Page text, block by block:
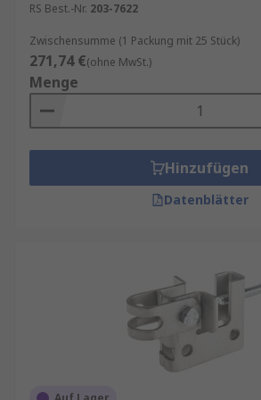
Anforderungen Ihrer
Korrosionsbeständigkeit
: In
korrosiven Umgebungen ist es
Klemmen zu wählen, die
korrosionsbeständig sind.
RS Best.-Nr. 203-7622
Zwischensumme (1 Packung mit 25 Stück)
271,74 €(ohne MwSt.)
Menge
Hinzufügen
Datenblätter